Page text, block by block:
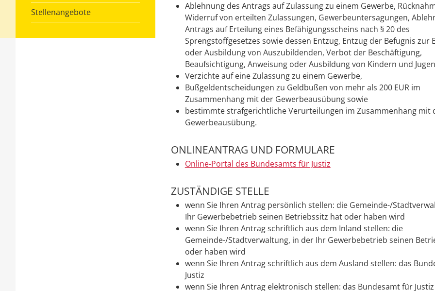
Stellenangebote
Ablehnung des Antrags auf Zulassung zu einem Gewerbe,
Widerruf von erteilten Zulassungen, Gewerbeuntersagungen,
Antrags auf Erteilung eines Befähigungsscheins nach § 20 des
Sprengstoffgesetzes sowie dessen Entzug, Entzug der Befugnis zur
oder Ausbildung von Auszubildenden, Verbot der Beschäftigung,
Beaufsichtigung, Anweisung oder Ausbildung von Kindern und
Verzichte auf eine Zulassung zu einem Gewerbe,
Bußgeldentscheidungen zu Geldbußen von mehr als 200 EUR im
Zusammenhang mit der Gewerbeausübung sowie
bestimmte strafgerichtliche Verurteilungen im Zusammenhang mit
Gewerbeausübung.
ONLINEANTRAG UND FORMULARE
Online-Portal des Bundesamts für Justiz
ZUSTÄNDIGE STELLE
wenn Sie Ihren Antrag persönlich stellen: die Gemeinde-/
Ihr Gewerbebetrieb seinen Betriebssitz hat oder haben wird
wenn Sie Ihren Antrag schriftlich aus dem Inland stellen: die
Gemeinde-/Stadtverwaltung, in der Ihr Gewerbebetrieb seinen
oder haben wird
wenn Sie Ihren Antrag schriftlich aus dem Ausland stellen: das
Justiz
wenn Sie Ihren Antrag elektronisch stellen: das Bundesamt für Justiz